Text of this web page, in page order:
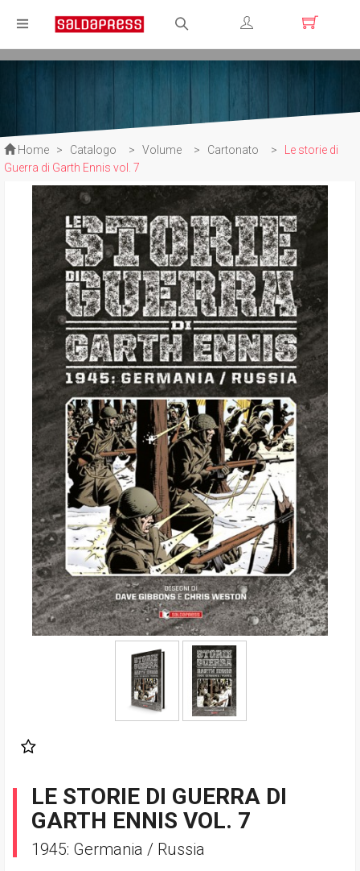
Registrati
Home > Catalogo > Volume > Cartonato >
Le storie di
Guerra di Garth Ennis vol. 7
LE STORIE DI GUERRA DI
GARTH ENNIS VOL. 7
1945: Germania / Russia